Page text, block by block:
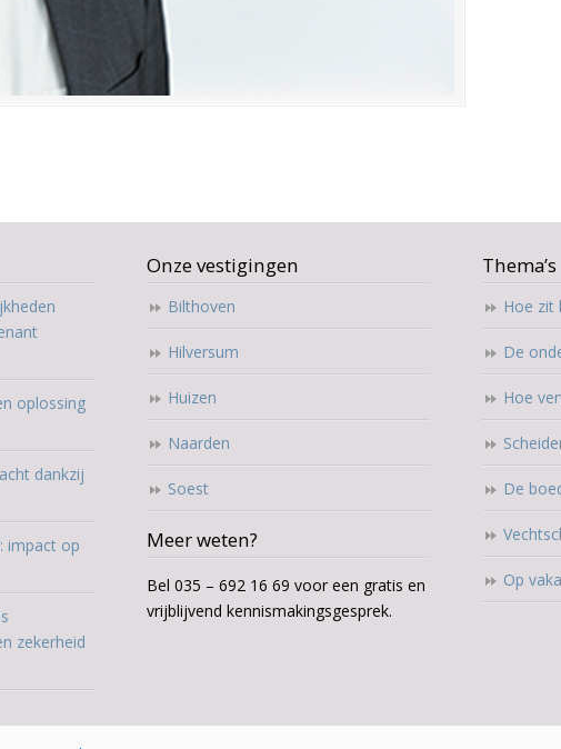
oplossing
dankzij
impact op
zekerheid
Onze vestigingen
Bilthoven
Hilversum
Huizen
Naarden
Soest
Meer weten?
Bel 035 – 692 16 69 voor een gratis en
vrijblijvend kennismakingsgesprek.
Thema’s
Hoe zit
De
Hoe
De
Op